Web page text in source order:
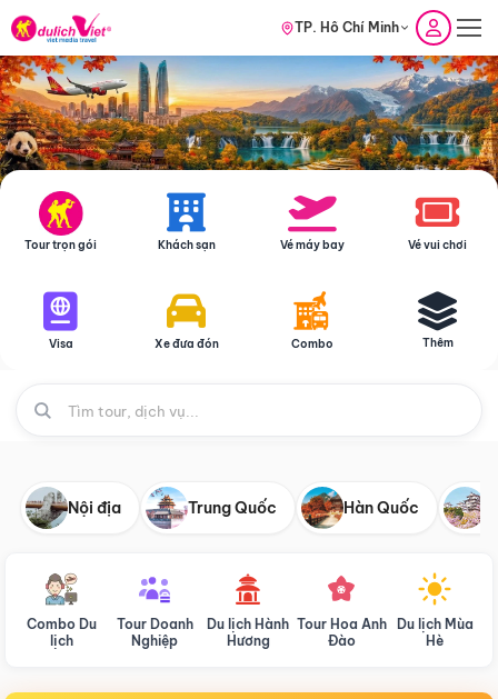
TP. Hồ Chí Minh
Tour trọn gói Khách sạn Vé máy bay Vé vui chơi
Visa Xe đưa đón Combo Thêm
Nội địa Trung Quốc Hàn Quốc
Combo Du
lịch
Tour Doanh
Nghiệp
Du lịch Hành
Hương
Tour Hoa Anh
Đào
Du lịch Mùa
Hè